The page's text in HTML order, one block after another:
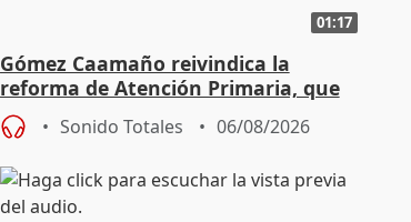
01:17
Gómez Caamaño reivindica la
reforma de Atención Primaria, que
reforzará la autogestión
Sonido Totales 06/08/2026